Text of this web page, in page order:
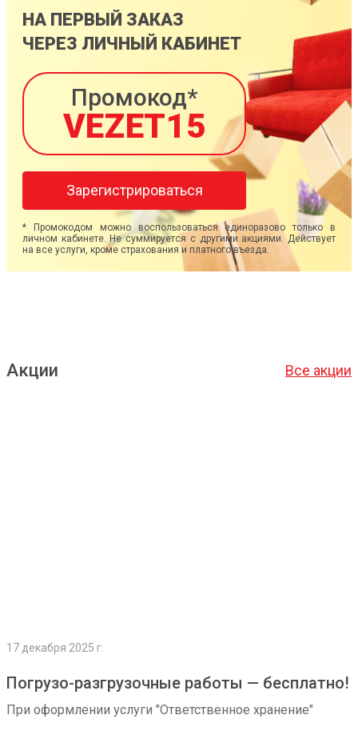
НА ПЕРВЫЙ ЗАКАЗ
ЧЕРЕЗ ЛИЧНЫЙ КАБИНЕТ
Промокод*
VEZET15
Зарегистрироваться
* Промокодом можно воспользоваться единоразово только в
личном кабинете. Не суммируется с другими акциями. Действует
на все услуги, кроме страхования и платного въезда.
Акции Все акции
17 декабря 2025 г.
Погрузо-разгрузочные работы — бесплатно!
При оформлении услуги "Ответственное хранение"